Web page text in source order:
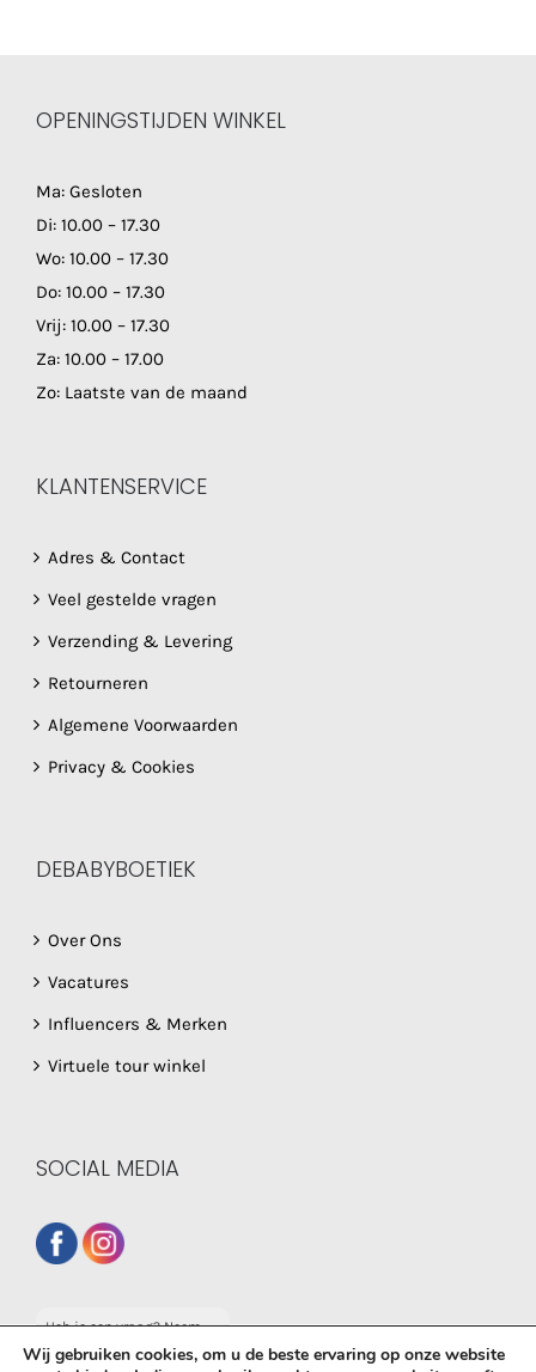
OPENINGSTIJDEN WINKEL
Ma: Gesloten
Di: 10.00 – 17.30
Wo: 10.00 – 17.30
Do: 10.00 – 17.30
Vrij: 10.00 – 17.30
Za: 10.00 – 17.00
Zo: Laatste van de maand
KLANTENSERVICE
Adres & Contact
Veel gestelde vragen
Verzending & Levering
Retourneren
Algemene Voorwaarden
Privacy & Cookies
DEBABYBOETIEK
Over Ons
Vacatures
Influencers & Merken
Virtuele tour winkel
SOCIAL MEDIA
Heb je een vraag? Neem
dan gerust contact op
met onze whatsapp
Wij gebruiken cookies, om u de beste ervaring op onze website